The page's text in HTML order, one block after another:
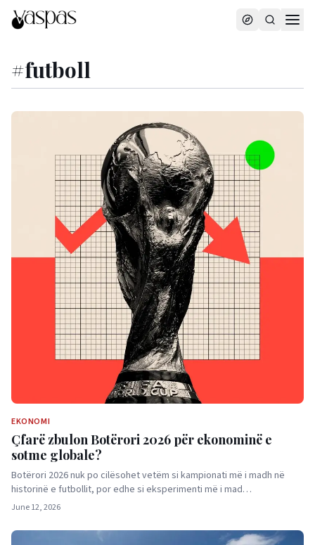
#futboll
EKONOMI
Çfarë zbulon Botërori 2026 për ekonominë e
sotme globale?
Botërori 2026 nuk po cilësohet vetëm si kampionati më i madh në
historinë e futbollit, por edhe si eksperimenti më i mad…
June 12, 2026